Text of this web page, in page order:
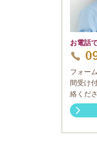
お電話
フォー
間受け
絡くださ